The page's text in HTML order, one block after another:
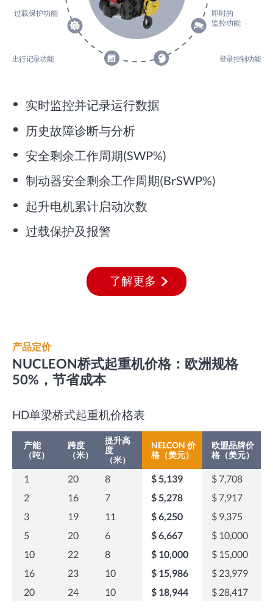
即时的
监控功能
登录控制功能
出行记录功能
过载保护功能
实时监控并记录运行数据
历史故障诊断与分析
安全剩余工作周期(SWP%)
制动器安全剩余工作周期(BrSWP%)
起升电机累计启动次数
过载保护及报警
了解更多
产品定价
NUCLEON桥式起重机价格：欧洲规格
50%，节省成本
HD单梁桥式起重机价格表
产能
（吨）
跨度
（米）
提升高
度
（米）
NELCON 价
格（美元）
欧盟品牌价
格（美元）
1 20 8 $ 5,139
$ 7,708
2
16 7 $ 5,278
$ 7,917
3
19 11 $ 6,250
$ 9,375
5
20 6 $ 6,667
$ 10,000
10
22 8 $ 10,000
$ 15,000
16
23 10 $ 15,986
$ 23,979
20
24 10 $ 18,944 $ 28,417